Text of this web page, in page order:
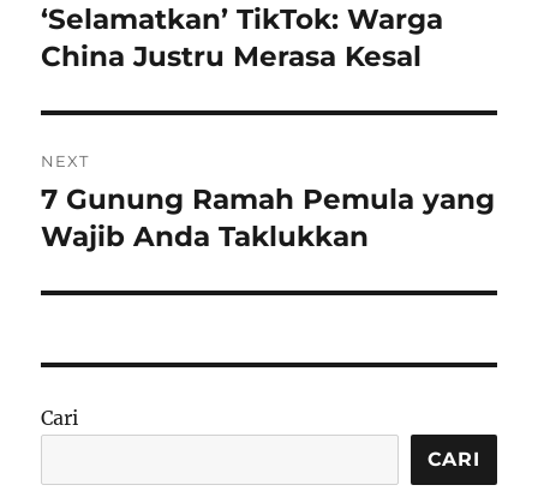
post:
‘Selamatkan’ TikTok: Warga
China Justru Merasa Kesal
NEXT
Next
post:
7 Gunung Ramah Pemula yang
Wajib Anda Taklukkan
Cari
CARI